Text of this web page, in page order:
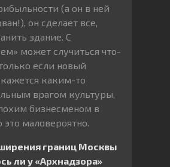
(а он в ней
он сделает все,
здание. С
может случиться что-
если новый
каким-то
врагом культуры,
бизнесменом в
это маловероятно.
границ Москвы
ли у «Архнадзора»